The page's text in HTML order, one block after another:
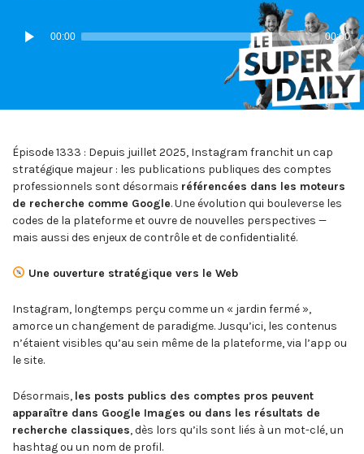
Lecteur
audio
00:00 00:00
Épisode 1333 : Depuis juillet 2025, Instagram franchit un cap
stratégique majeur : les publications publiques des comptes
professionnels sont désormais référencées dans les moteurs
de recherche comme Google. Une évolution qui bouleverse les
codes de la plateforme et ouvre de nouvelles perspectives —
mais aussi des enjeux de contrôle et de confidentialité.
Une ouverture stratégique vers le Web
Instagram, longtemps perçu comme un « jardin fermé »,
amorce un changement de paradigme. Jusqu’ici, les contenus
n’étaient visibles qu’au sein même de la plateforme, via l’app ou
le site.
Désormais, les posts publics des comptes pros peuvent
apparaître dans Google Images ou dans les résultats de
recherche classiques, dès lors qu’ils sont liés à un mot-clé, un
hashtag ou un nom de profil.